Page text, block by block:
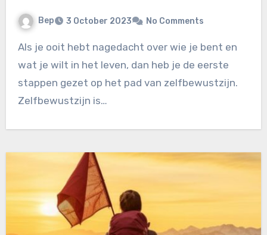
Bep 3 October 2023 No Comments
Als je ooit hebt nagedacht over wie je bent en
wat je wilt in het leven, dan heb je de eerste
stappen gezet op het pad van zelfbewustzijn.
Zelfbewustzijn is…